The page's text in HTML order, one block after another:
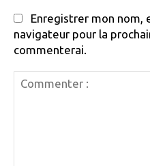
Enregistrer mon nom,
navigateur pour la
commenterai.